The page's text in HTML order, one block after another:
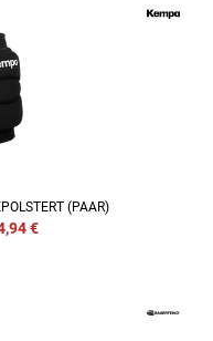
(PAAR)
€